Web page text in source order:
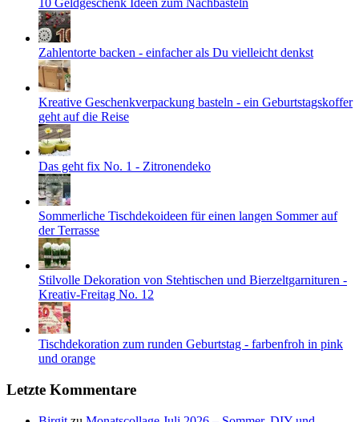
10 Geldgeschenk Ideen zum Nachbasteln
Zahlentorte backen - einfacher als Du vielleicht denkst
Kreative Geschenkverpackung basteln - ein Geburtstagskoffer
geht auf die Reise
Das geht fix No. 1 - Zitronendeko
Sommerliche Tischdekoideen für einen langen Sommer auf
der Terrasse
Stilvolle Dekoration von Stehtischen und Bierzeltgarnituren -
Kreativ-Freitag No. 12
Tischdekoration zum runden Geburtstag - farbenfroh in pink
und orange
Letzte Kommentare